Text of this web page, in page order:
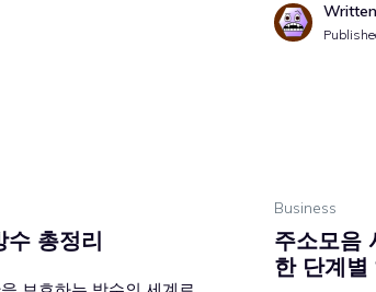
수 총정리
Business
주소모음
한 단계별